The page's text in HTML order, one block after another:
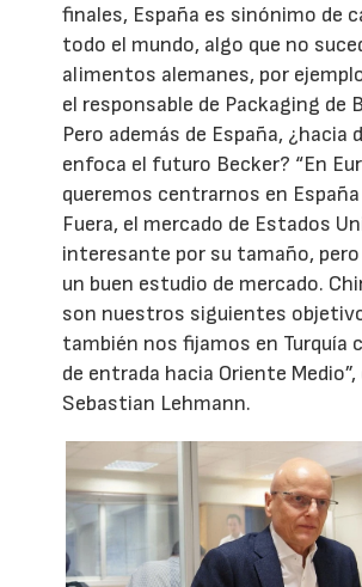
finales, España es sinónimo de
todo el mundo, algo que no
alimentos alemanes, por
el responsable de Packaging de
Pero además de España, ¿hacia
enfoca el futuro Becker? “En
queremos centrarnos en
Fuera, el mercado de Estados
interesante por su tamaño, pero
un buen estudio de mercado.
son nuestros siguientes
también nos fijamos en Turquía
de entrada hacia Oriente
Sebastian Lehmann.